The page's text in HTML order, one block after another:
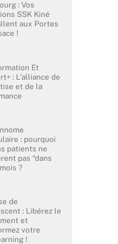
: Vos
SSK Kiné
aux Portes
!
Et
: L’alliance de
et de la
: pourquoi
patients ne
pas “dans
?
de
: Libérez le
et
votre
!